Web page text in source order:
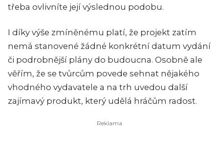
třeba ovlivníte její výslednou podobu.
I díky výše zmíněnému platí, že projekt zatím
nemá stanovené žádné konkrétní datum vydání
či podrobnější plány do budoucna. Osobně ale
věřím, že se tvůrcům povede sehnat nějakého
vhodného vydavatele a na trh uvedou další
zajímavý produkt, který udělá hráčům radost.